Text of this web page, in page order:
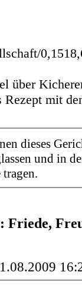
über
mit
dieses
und in